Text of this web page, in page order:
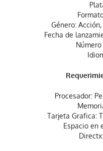
Género:
Fecha de
Número
Procesador:
Tarjeta Grafica:
Espacio en